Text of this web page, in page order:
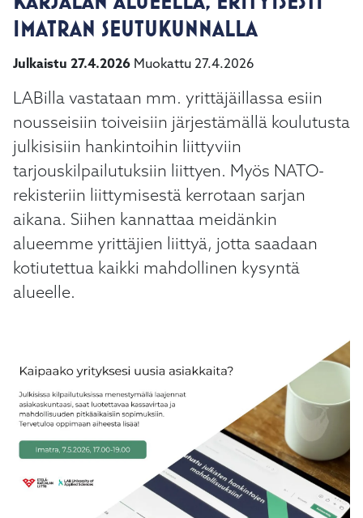
IMATRAN SEUTUKUNNALLA
Julkaistu 27.4.2026 Muokattu 27.4.2026
LABilla vastataan mm. yrittäjäillassa esiin
nousseisiin toiveisiin järjestämällä koulutusta
julkisisiin hankintoihin liittyviin
tarjouskilpailutuksiin liittyen. Myös NATO-
rekisteriin liittymisestä kerrotaan sarjan
aikana. Siihen kannattaa meidänkin
alueemme yrittäjien liittyä, jotta saadaan
kotiutettua kaikki mahdollinen kysyntä
alueelle.